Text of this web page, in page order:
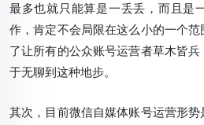
最多也就只能算是一丢丢，而且是
作，肯定不会局限在这么小的一个
了让所有的公众账号运营者草木皆
于无聊到这种地步。
其次，目前微信自媒体账号运营形势